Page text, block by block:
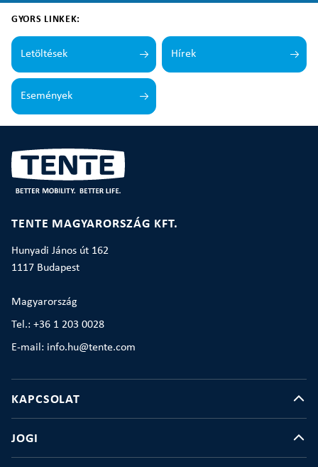
GYORS LINKEK:
Letöltések Hírek
Események
TENTE MAGYARORSZÁG KFT.
Hunyadi János út 162
1117 Budapest
Magyarország
Tel.: +36 1 203 0028
E-mail: info.hu@tente.com
KAPCSOLAT
JOGI